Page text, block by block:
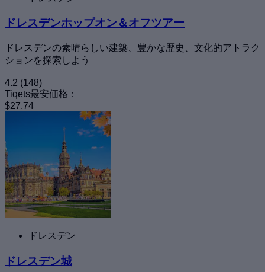
ドレスデンホップオン＆オフツアー
ドレスデンの素晴らしい建築、豊かな歴史、文化的アトラク
ションを探索しよう
4.2 (148)
Tiqets最安価格：
$27.74
ドレスデン
ドレスデン城